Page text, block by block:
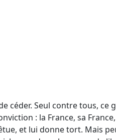
céder. Seul contre tous,
: la France, sa
et lui donne tort. Mais